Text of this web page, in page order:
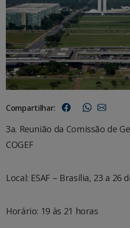
Compartilhar:
3a. Reunião da Comissão de
COGEF
Local: ESAF – Brasília, 23 a 26
Horário: 19 às 21 horas